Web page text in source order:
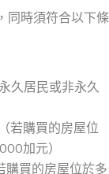
同時須符合以下條
久居民或非永久
若購買的房屋位
加元）
購買的房屋位於多